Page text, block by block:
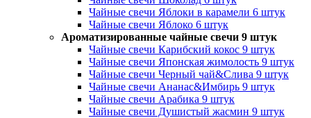
Чайные свечи Яблоки в карамели 6 штук
Чайные свечи Яблоко 6 штук
Ароматизированные чайные свечи 9 штук
Чайные свечи Карибский кокос 9 штук
Чайные свечи Японская жимолость 9 штук
Чайные свечи Черный чай&Слива 9 штук
Чайные свечи Ананас&Имбирь 9 штук
Чайные свечи Арабика 9 штук
Чайные свечи Душистый жасмин 9 штук